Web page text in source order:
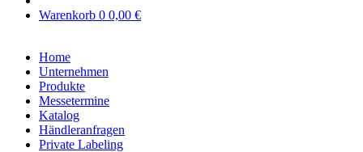
Warenkorb 0 0,00 €
Home
Unternehmen
Produkte
Messetermine
Katalog
Händleranfragen
Private Labeling